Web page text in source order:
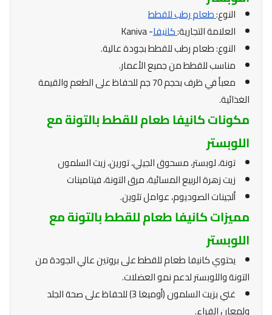
النوع:طعام رطب للقطط
العلامة التجارية:كانيفا- Kaniva
النوع: طعام رطب للقطط بجودة عالية.
مناسب للقطط من جميع الأعمار.
معبأ في ظرف بحجم 70 جم للحفاظ على الطعم والقيمة
الغذائية.
مكونات كانيفا طعام للقطط بالتونة مع
اللوبستر
تونة، لوبستر، مسحوق الجيلي، تورين، زيت السلمون
زيت زهرة الربيع المسائية، مرق التونة، فيتامينات
ألجينات الصوديوم، عوامل تلوين.
مميزات كانيفا طعام للقطط بالتونة مع
اللوبستر
يحتوي كانيفا طعام للقطط على بروتين عالي الجودة من
التونة واللوبستر لدعم نمو العضلات.
غني بزيت السلمون (أوميغا 3) للحفاظ على صحة الجلد
ولمعان الفراء.